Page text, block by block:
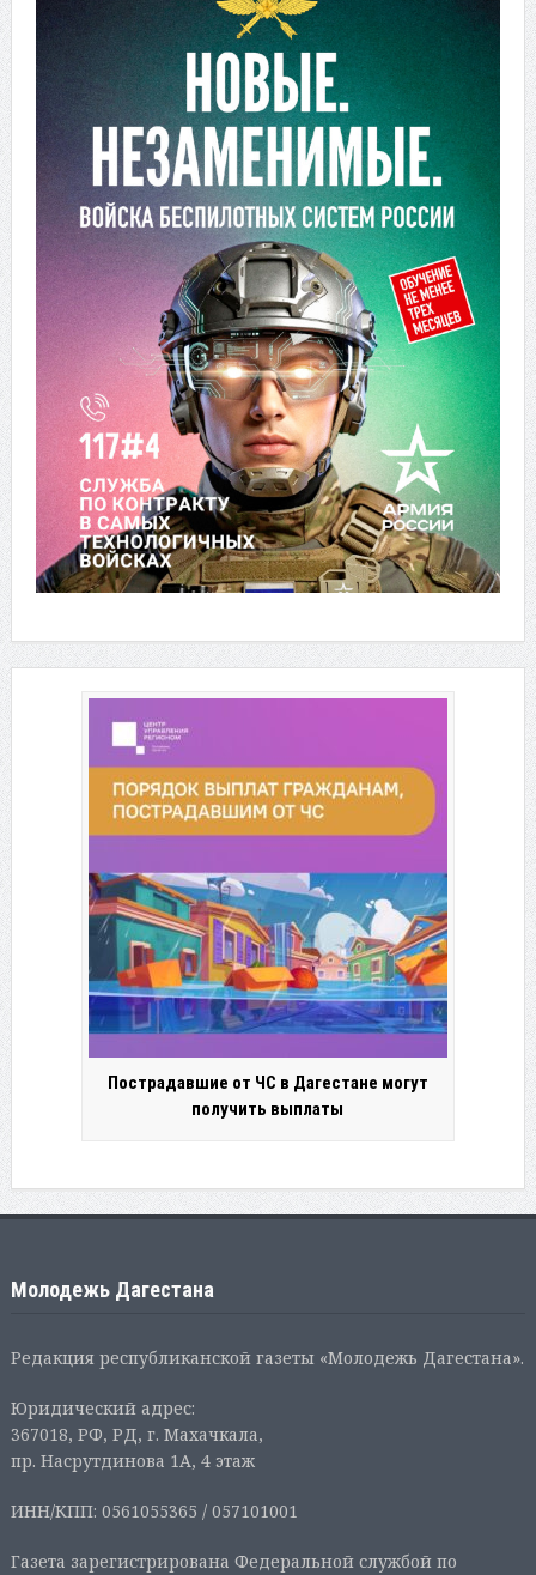
Пострадавшие от ЧС в Дагестане могут
получить выплаты
Молодежь Дагестана
Редакция республиканской газеты «Молодежь Дагестана».
Юридический адрес:
367018, РФ, РД, г. Махачкала,
пр. Насрутдинова 1А, 4 этаж
ИНН/КПП: 0561055365 / 057101001
Газета зарегистрирована Федеральной службой по